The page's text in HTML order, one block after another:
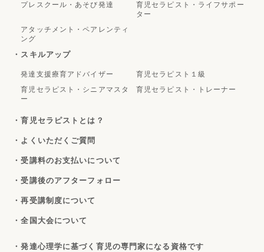
プレスクール・あそび発達
育児セラピスト・ライフサポー
ター
アタッチメント・ペアレンティ
ング
・スキルアップ
発達支援療育アドバイザー
育児セラピスト１級
育児セラピスト・シニアマスタ
ー
育児セラピスト・トレーナー
・育児セラピストとは？
・よくいただくご質問
・受講料のお支払いについて
・受講後のアフターフォロー
・再受講制度について
・全国大会について
・発達心理学に基づく育児の専門家になる資格です